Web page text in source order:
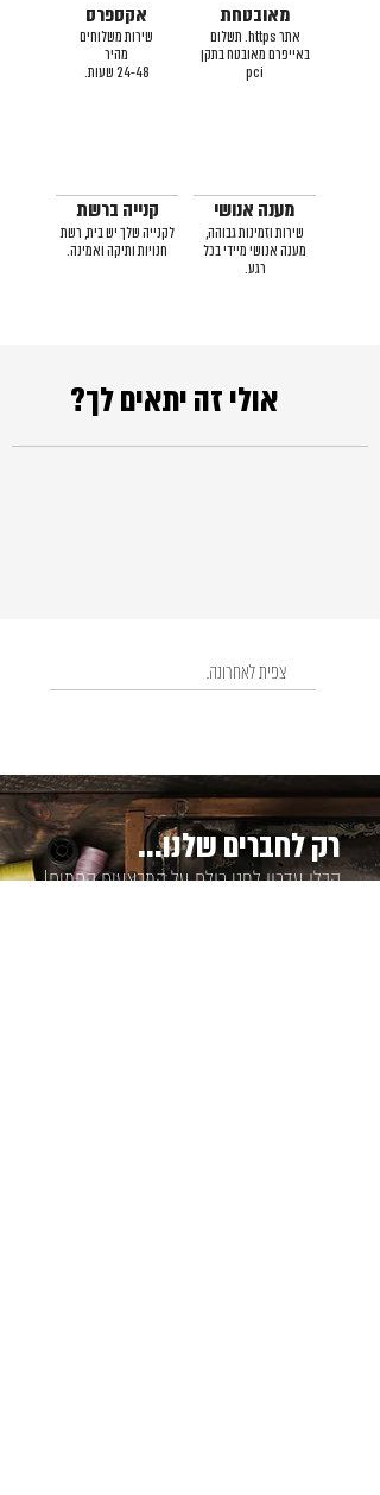
אקספרס
שירות משלוחים
מהיר
24-48 שעות.
מאובטחת
אתר https. תשלום
באייפרם מאובטח בתקן
pci
קנייה ברשת
לקנייה שלך יש בית, רשת
חנויות ותיקה ואמינה.
מענה אנושי
שירות וזמינות גבוהה,
מענה אנושי מיידי בכל
רגע.
אולי זה יתאים לך?
צפית לאחרונה.
קבלו עדכון לפני כולם על המבצעים החמים!
רק לחברים שלנו...